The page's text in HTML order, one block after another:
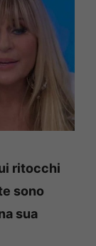
ritocchi
sono
sua